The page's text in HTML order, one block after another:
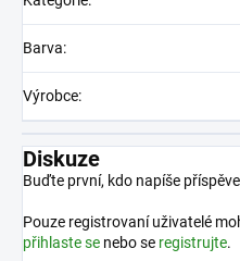
Barva:
Výrobce:
Diskuze
Buďte první, kdo napíše
Pouze registrovaní uživatelé
přihlaste se nebo se registrujte.